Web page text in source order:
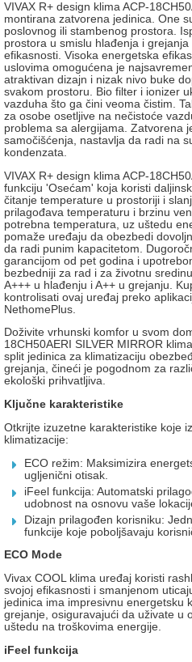
VIVAX R+ design klima ACP-
montirana zatvorena jedinica. One
poslovnog ili stambenog prostora.
prostora u smislu hlađenja i
efikasnosti. Visoka energetska
uslovima omogućena je
atraktivan dizajn i nizak nivo buke
svakom prostoru. Bio filter i ionizer
vazduha što ga čini veoma čistim.
za osobe osetljive na nečistoće
problema sa alergijama. Zatvorena
samočišćenja, nastavlja da radi na
kondenzata.
VIVAX R+ design klima ACP-
funkciju 'Osećam' koja koristi
čitanje temperature u prostoriji i
prilagođava temperaturu i brzinu
potrebna temperatura, uz uštedu
pomaže uređaju da obezbedi
da radi punim kapacitetom.
garancijom od pet godina i
bezbedniji za rad i za životnu
A+++ u hlađenju i A++ u grejanju.
kontrolisati ovaj uređaj preko
NethomePlus.
Doživite vrhunski komfor u svom
18CH50AERI SILVER MIRROR
split jedinica za klimatizaciju
grejanja, čineći je pogodnom za
ekološki prihvatljiva.
Ključne karakteristike
Otkrijte izuzetne karakteristike koje
klimatizacije:
ECO režim: Maksimizira
ugljenični otisak.
iFeel funkcija: Automatski
udobnost na osnovu vaše
Dizajn prilagođen korisniku:
funkcije koje poboljšavaju
ECO Mode
Vivax COOL klima uređaj koristi
svojoj efikasnosti i smanjenom
jedinica ima impresivnu energetsku
grejanje, osiguravajući da uživate u
uštedu na troškovima energije.
iFeel funkcija